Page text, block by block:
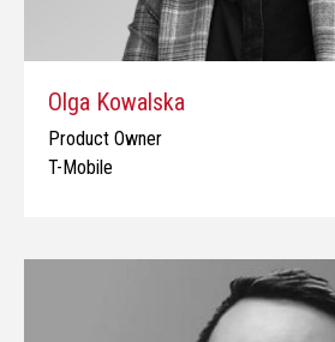
Olga Kowalska
Product Owner
T-Mobile